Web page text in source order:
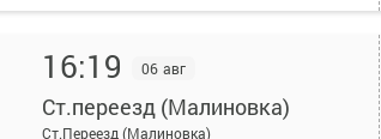
16:19 06 авг
Ст.переезд (Малиновка)
Ст.Переезд (Малиновка)